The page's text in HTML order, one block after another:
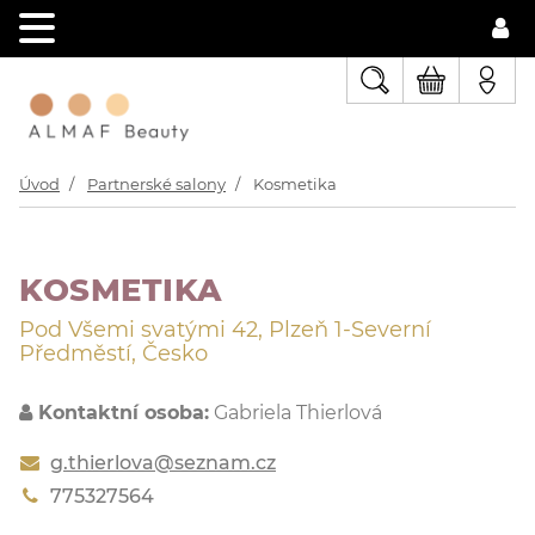
Úvod Partnerské salony Kosmetika
KOSMETIKA
Pod Všemi svatými 42, Plzeň 1-Severní
Předměstí, Česko
Kontaktní osoba: Gabriela Thierlová
g.thierlova@seznam.cz
775327564